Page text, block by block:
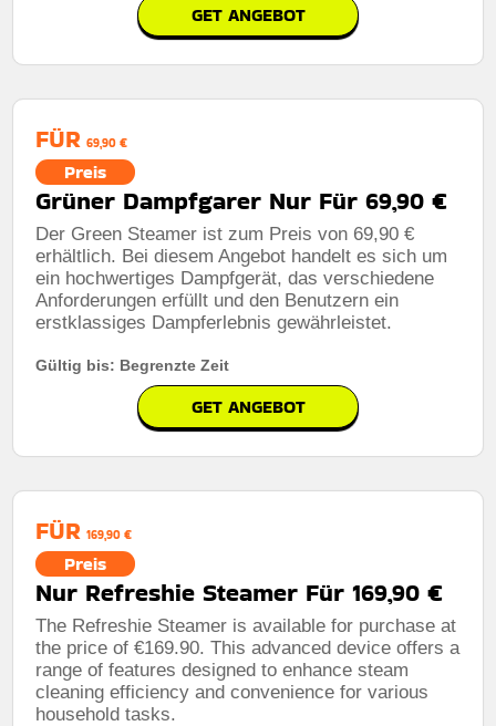
GET ANGEBOT
FÜR 69,90 €
Preis
Grüner Dampfgarer Nur Für 69,90 €
Der Green Steamer ist zum Preis von 69,90 €
erhältlich. Bei diesem Angebot handelt es sich um
ein hochwertiges Dampfgerät, das verschiedene
Anforderungen erfüllt und den Benutzern ein
erstklassiges Dampferlebnis gewährleistet.
Gültig bis: Begrenzte Zeit
GET ANGEBOT
FÜR 169,90 €
Preis
Nur Refreshie Steamer Für 169,90 €
The Refreshie Steamer is available for purchase at
the price of €169.90. This advanced device offers a
range of features designed to enhance steam
cleaning efficiency and convenience for various
household tasks.